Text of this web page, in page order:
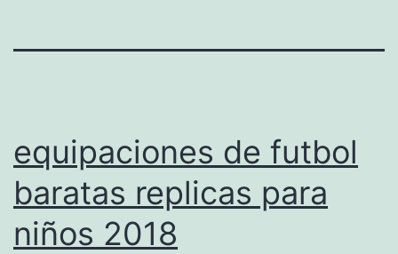
equipaciones de futbol
baratas replicas para
niños 2018